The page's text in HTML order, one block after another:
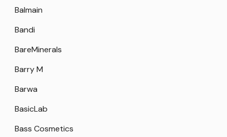
Balmain
Bandi
BareMinerals
Barry M
Barwa
BasicLab
Bass Cosmetics